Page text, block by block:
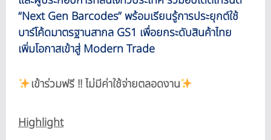
“Next Gen Barcodes” พร้อมเรียนรู้การประยุกต์ใช้
บาร์โค้ดมาตรฐานสากล GS1 เพื่อยกระดับสินค้าไทย
เพิ่มโอกาสเข้าสู่ Modern Trade
เข้าร่วมฟรี !! ไม่มีค่าใช้จ่ายตลอดงาน
Highlight